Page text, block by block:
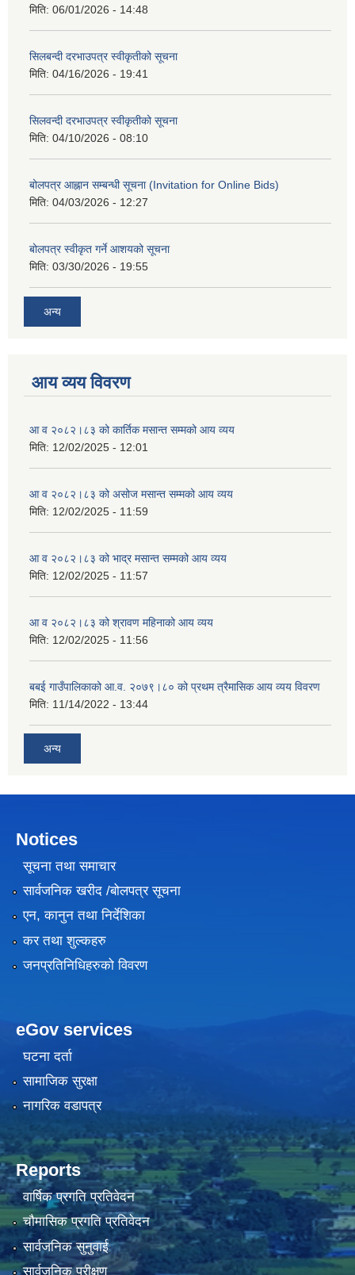
मिति: 06/01/2026 - 14:48
सिलबन्दी दरभाउपत्र स्वीकृतीको सूचना
मिति: 04/16/2026 - 19:41
सिलवन्दी दरभाउपत्र स्वीकृतीको सूचना
मिति: 04/10/2026 - 08:10
बोलपत्र आह्नान सम्बन्धी सूचना (Invitation for Online Bids)
मिति: 04/03/2026 - 12:27
बोलपत्र स्वीकृत गर्ने आशयको सूचना
मिति: 03/30/2026 - 19:55
अन्य
आय व्यय विवरण
आ व २०८२।८३ को कार्तिक मसान्त सम्मको आय व्यय
मिति: 12/02/2025 - 12:01
आ व २०८२।८३ को असोज मसान्त सम्मको आय व्यय
मिति: 12/02/2025 - 11:59
आ व २०८२।८३ को भाद्र मसान्त सम्मको आय व्यय
मिति: 12/02/2025 - 11:57
आ व २०८२।८३ को श्रावण महिनाको आय व्यय
मिति: 12/02/2025 - 11:56
बबई गाउँपालिकाको आ.व. २०७९।८० को प्रथम त्रैमासिक आय व्यय विवरण
मिति: 11/14/2022 - 13:44
अन्य
Notices
सूचना तथा समाचार
सार्वजनिक खरीद /बोलपत्र सूचना
एन, कानुन तथा निर्देशिका
कर तथा शुल्कहरु
जनप्रतिनिधिहरुको विवरण
eGov services
घटना दर्ता
सामाजिक सुरक्षा
नागरिक वडापत्र
Reports
वार्षिक प्रगति प्रतिवेदन
चौमासिक प्रगति प्रतिवेदन
सार्वजनिक सुनुवाई
सार्वजनिक परीक्षण